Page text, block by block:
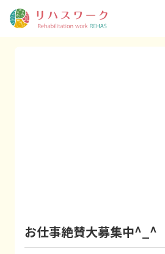
お仕事絶賛大募集中^_^